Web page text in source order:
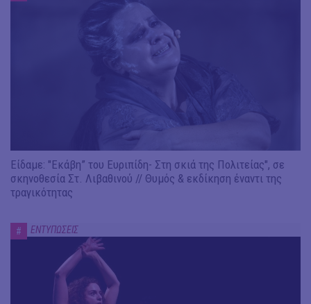
Είδαμε: "Εκάβη” του Ευριπίδη- Στη σκιά της Πολιτείας", σε
σκηνοθεσία Στ. Λιβαθινού // Θυμός & εκδίκηση έναντι της
τραγικότητας
# ΕΝΤΥΠΩΣΕΙΣ